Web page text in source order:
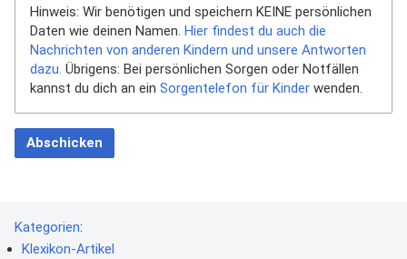
Hinweis: Wir benötigen und speichern KEINE persönlichen
Daten wie deinen Namen. Hier findest du auch die
Nachrichten von anderen Kindern und unsere Antworten
dazu. Übrigens: Bei persönlichen Sorgen oder Notfällen
kannst du dich an ein Sorgentelefon für Kinder wenden.
Abschicken
Kategorien:
Klexikon-Artikel